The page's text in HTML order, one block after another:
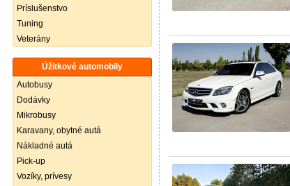
Príslušenstvo
Tuning
Veterány
Úžitkové automobily
Autobusy
Dodávky
Mikrobusy
Karavany, obytné autá
Nákladné autá
Pick-up
Vozíky, prívesy